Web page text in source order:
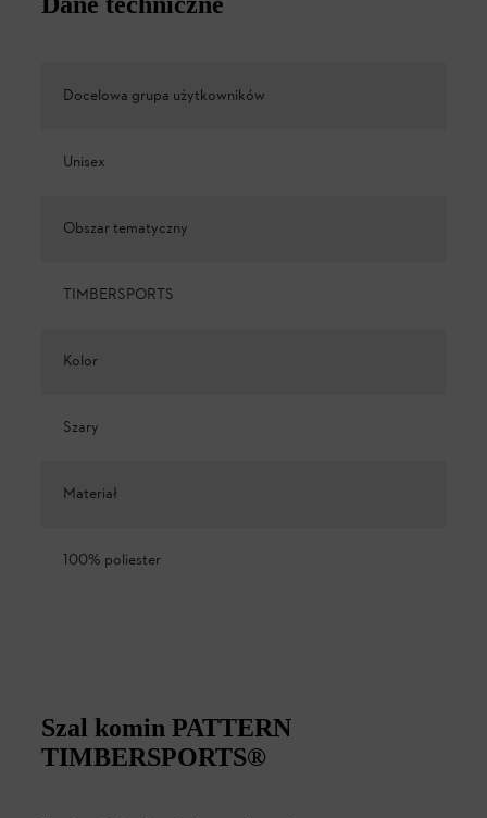
Docelowa grupa użytkowników
Unisex
Obszar tematyczny
TIMBERSPORTS
Kolor
Szary
Materiał
100% poliester
Szal komin PATTERN
TIMBERSPORTS®